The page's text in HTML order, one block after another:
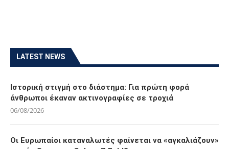
LATEST NEWS
Ιστορική στιγμή στο διάστημα: Για πρώτη φορά
άνθρωποι έκαναν ακτινογραφίες σε τροχιά
06/08/2026
Οι Ευρωπαίοι καταναλωτές φαίνεται να «αγκαλιάζουν»